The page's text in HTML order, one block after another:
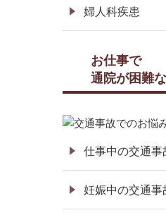
婦人科疾患
お仕事で
通院が困難
仕事中の交通事
妊娠中の交通事